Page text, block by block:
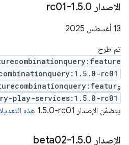
‫الإصدار 1 .5.0-rc01
‫13 أغسطس 2025
تم طرح
rc01
و
play-services:1.5.0-rc01
يتضمّن الإصدار ‎1.5.0-rc01
هذه
‫الإصدار 1 .5.0-beta02